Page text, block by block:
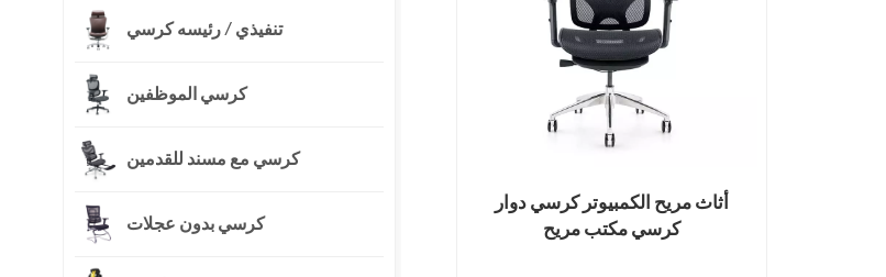
أثاث مريح الكمبيوتر كرسي دوار
كرسي مكتب مريح
تنفيذي / رئيسه كرسي
كرسي الموظفين
كرسي مع مسند للقدمين
كرسي بدون عجلات